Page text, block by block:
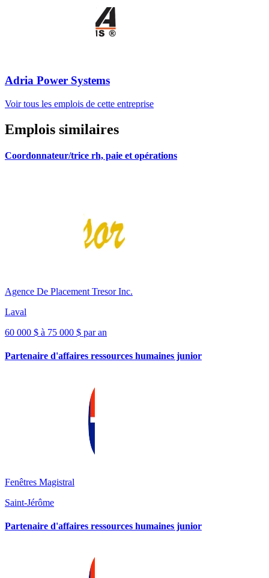
Adria Power Systems
Voir tous les emplois de cette entreprise
Emplois similaires
Coordonnateur/trice rh, paie et opérations
Agence De Placement Tresor Inc.
Laval
60 000 $ à 75 000 $ par an
Partenaire d'affaires ressources humaines junior
Fenêtres Magistral
Saint-Jérôme
Partenaire d'affaires ressources humaines junior